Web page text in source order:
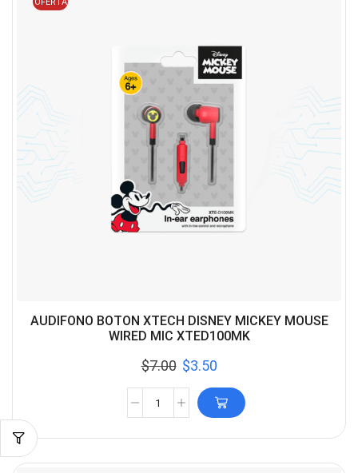
AUDIFONO BOTON XTECH DISNEY MICKEY MOUSE
WIRED MIC XTED100MK
$7.00 $3.50